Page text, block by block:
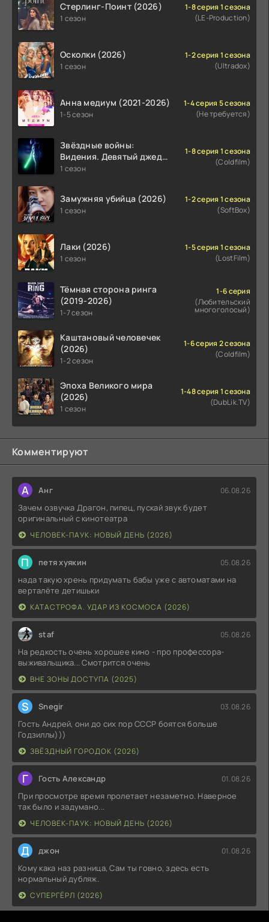
Стерлинг-Поинт (2026)
1 сезон
1-8 серия 1 сезона
(LE-Production)
Осколки (2026)
1 сезон
1-2 серия 1 сезона
(Ultradox)
Анна медиум (2021-2026)
1-5 сезон
1-4 серия 5 сезона
(Не требуется)
Звёздные войны:
Видения. Девятый джедай
(2026)
1 сезон
1-8 серия 1 сезона
(Coldfilm)
Замужняя убийца (2026)
1 сезон
1-2 серия 1 сезона
(SoftBox)
Лаки (2026)
1 сезон
1-5 серия 1 сезона
(LostFilm)
Тёмная сторона ринга
(2019-2026)
1-7 сезон
1-6 серия
(Любительский
многоголосый)
Каштановый человечек
(2026)
1-2 сезон
1-6 серия 2 сезона
(Coldfilm)
Эпоха Великого мира
(2026)
1 сезон
1-48 серия 1 сезона
(DubLik.TV)
Комментируют
А Анг 06.08.26
Зачем озвучка Драгон, пипец, пускай звук будет
оригинальный с кинотеатра
ЧЕЛОВЕК-ПАУК: НОВЫЙ ДЕНЬ (2026)
П петя хуякин 05.08.26
нада такую хрень придумать бабы уже с автоматами на
верталёте детишьки
КАТАСТРОФА. УДАР ИЗ КОСМОСА (2026)
staf 05.08.26
На редкость очень хорошее кино - про профессора-
выживальщика... Смотрится очень
ВНЕ ЗОНЫ ДОСТУПА (2025)
S Snegir 03.08.26
Гость Андрей, они до сих пор СССР боятся больше
Годзиллы)))
ЗВЁЗДНЫЙ ГОРОДОК (2026)
Г Гость Александр 01.08.26
При просмотре время пролетает незаметно. Наверное
так было и задумано...
ЧЕЛОВЕК-ПАУК: НОВЫЙ ДЕНЬ (2026)
Д джон 01.08.26
Кому кака наз разница, Сам ты говно, здесь есть
нормальный дубляж.
СУПЕРГЁРЛ (2026)